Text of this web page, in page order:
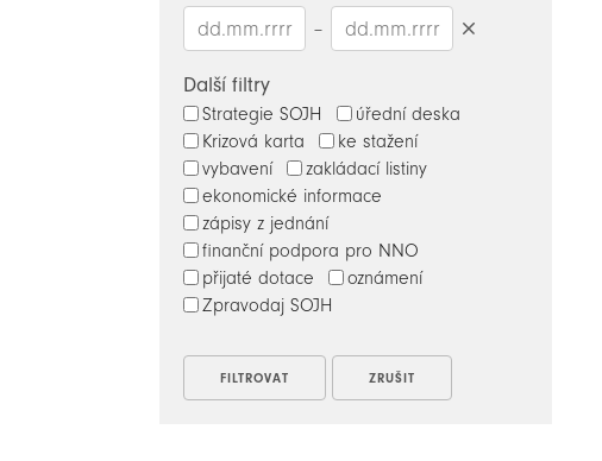
–
Další filtry
Strategie SOJH
úřední deska
Krizová karta
ke stažení
vybavení
zakládací listiny
ekonomické informace
zápisy z jednání
finanční podpora pro NNO
přijaté dotace
oznámení
Zpravodaj SOJH